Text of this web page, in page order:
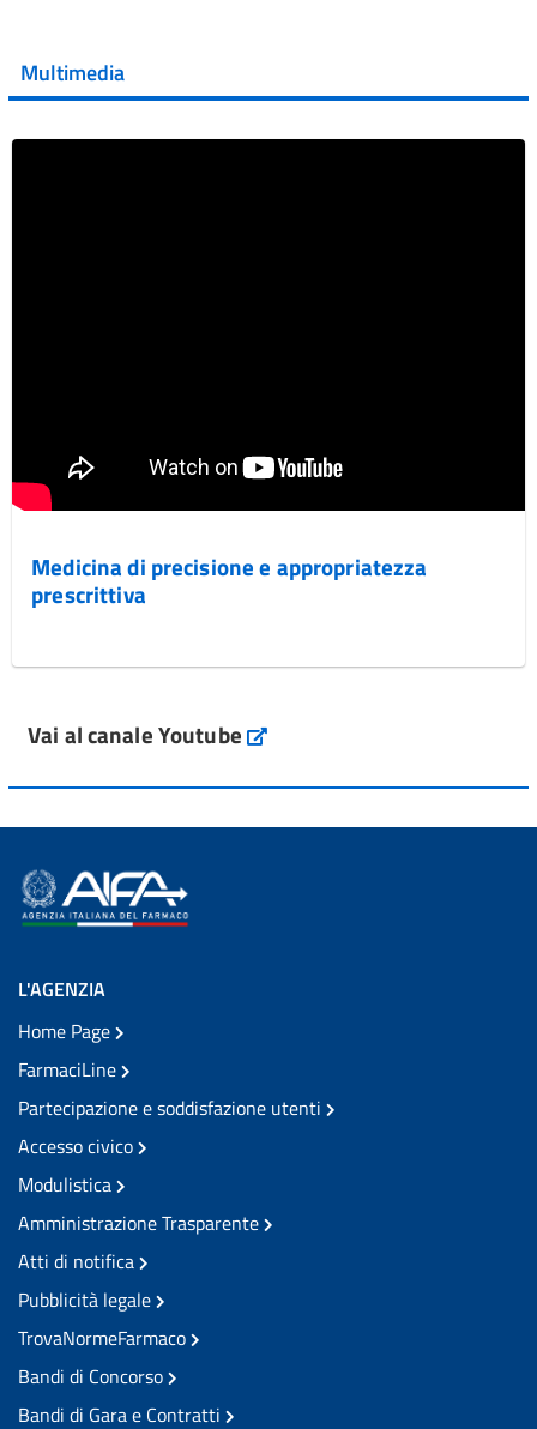
Vai al post →
Multimedia
Medicina di precisione e appropriatezza
prescrittiva
Vai al canale Youtube
L'AGENZIA
Home Page
FarmaciLine
Partecipazione e soddisfazione utenti
Accesso civico
Modulistica
Amministrazione Trasparente
Atti di notifica
Pubblicità legale
TrovaNormeFarmaco
Bandi di Concorso
Bandi di Gara e Contratti